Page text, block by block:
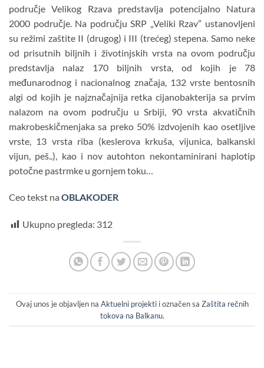
područje Velikog Rzava predstavlja potencijalno Natura
2000 područje. Na području SRP „Veliki Rzav” ustanovljeni
su režimi zaštite II (drugog) i III (trećeg) stepena. Samo neke
od prisutnih biljnih i životinjskih vrsta na ovom području
predstavlja nalaz 170 biljnih vrsta, od kojih je 78
međunarodnog i nacionalnog značaja, 132 vrste bentosnih
algi od kojih je najznačajnija retka cijanobakterija sa prvim
nalazom na ovom području u Srbiji, 90 vrsta akvatičnih
makrobeskičmenjaka sa preko 50% izdvojenih kao osetljive
vrste, 13 vrsta riba (keslerova krkuša, vijunica, balkanski
vijun, peš..), kao i nov autohton nekontaminirani haplotip
potočne pastrmke u gornjem toku…
Ceo tekst na OBLAKODER
Ukupno pregleda: 312
Ovaj unos je objavljen na Aktuelni projektii označen sa Zaštita rečnih
tokova na Balkanu.